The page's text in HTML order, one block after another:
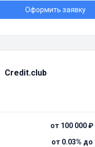
Оформить заявку
Credit.club
от 100 000
от 0.03% до